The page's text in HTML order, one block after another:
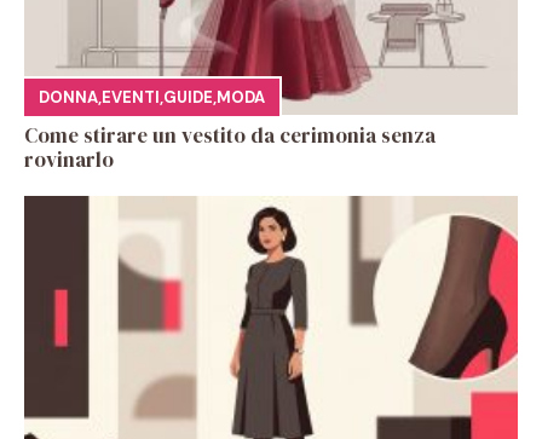
DONNA,EVENTI,GUIDE,MODA
Come stirare un vestito da cerimonia senza
rovinarlo